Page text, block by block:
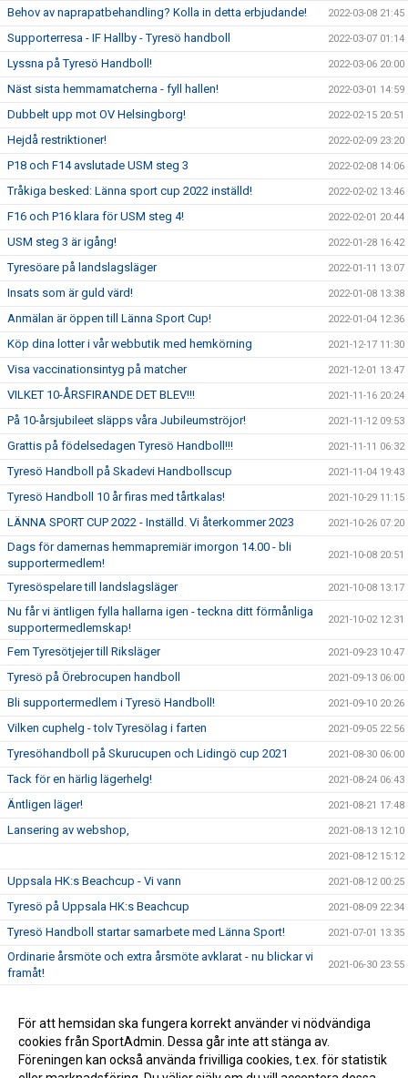
Behov av naprapatbehandling? Kolla in detta erbjudande! 2022-03-08 21:45
Supporterresa - IF Hallby - Tyresö handboll 2022-03-07 01:14
Lyssna på Tyresö Handboll! 2022-03-06 20:00
Näst sista hemmamatcherna - fyll hallen! 2022-03-01 14:59
Dubbelt upp mot OV Helsingborg! 2022-02-15 20:51
Hejdå restriktioner! 2022-02-09 23:20
P18 och F14 avslutade USM steg 3 2022-02-08 14:06
Tråkiga besked: Länna sport cup 2022 inställd! 2022-02-02 13:46
F16 och P16 klara för USM steg 4! 2022-02-01 20:44
USM steg 3 är igång! 2022-01-28 16:42
Tyresöare på landslagsläger 2022-01-11 13:07
Insats som är guld värd! 2022-01-08 13:38
Anmälan är öppen till Länna Sport Cup! 2022-01-04 12:36
Köp dina lotter i vår webbutik med hemkörning 2021-12-17 11:30
Visa vaccinationsintyg på matcher 2021-12-01 13:47
VILKET 10-ÅRSFIRANDE DET BLEV!!! 2021-11-16 20:24
På 10-årsjubileet släpps våra Jubileumströjor! 2021-11-12 09:53
Grattis på födelsedagen Tyresö Handboll!!! 2021-11-11 06:32
Tyresö Handboll på Skadevi Handbollscup 2021-11-04 19:43
Tyresö Handboll 10 år firas med tårtkalas! 2021-10-29 11:15
LÄNNA SPORT CUP 2022 - Inställd. Vi återkommer 2023 2021-10-26 07:20
Dags för damernas hemmapremiär imorgon 14.00 - bli
supportermedlem!
2021-10-08 20:51
Tyresöspelare till landslagsläger 2021-10-08 13:17
Nu får vi äntligen fylla hallarna igen - teckna ditt förmånliga
supportermedlemskap!
2021-10-02 12:31
Fem Tyresötjejer till Riksläger 2021-09-23 10:47
Tyresö på Örebrocupen handboll 2021-09-13 06:00
Bli supportermedlem i Tyresö Handboll! 2021-09-10 20:26
Vilken cuphelg - tolv Tyresölag i farten 2021-09-05 22:56
Tyresöhandboll på Skurucupen och Lidingö cup 2021 2021-08-30 06:00
Tack för en härlig lägerhelg! 2021-08-24 06:43
Äntligen läger! 2021-08-21 17:48
Lansering av webshop, 2021-08-13 12:10
2021-08-12 15:12
Uppsala HK:s Beachcup - Vi vann 2021-08-12 00:25
Tyresö på Uppsala HK:s Beachcup 2021-08-09 22:34
Tyresö Handboll startar samarbete med Länna Sport! 2021-07-01 13:35
Ordinarie årsmöte och extra årsmöte avklarat - nu blickar vi
framåt!
2021-06-30 23:55
Gräsroten, 2021-06-12 18:19
Nyheter inför sommaren 2021-06-07 19:14
För att hemsidan ska fungera korrekt använder vi nödvändiga
cookies från SportAdmin. Dessa går inte att stänga av.
Föreningen kan också använda frivilliga cookies, t.ex. för statistik